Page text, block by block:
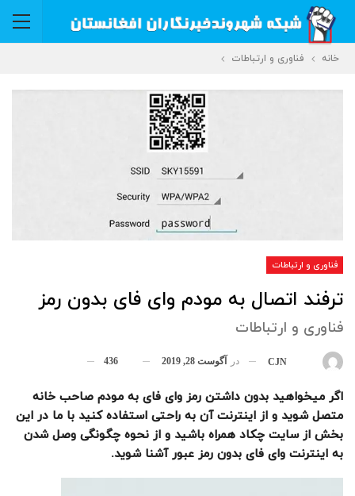
خانه فناوری و ارتباطات
فناوری و ارتباطات
ترفند اتصال به مودم وای فای بدون رمز
فناوری و ارتباطات
CJN در آگوست 28, 2019 436
اگر میخواهید بدون داشتن رمز وای فای به مودم صاحب خانه
متصل شوید و از اینترنت آن به راحتی استفاده کنید با ما در این
بخش از سایت چکاد همراه باشید و از نحوه چگونگی وصل شدن
به اینترنت وای فای بدون رمز عبور آشنا شوید.